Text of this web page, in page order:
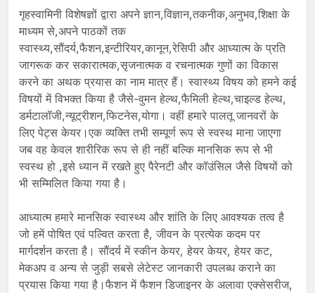
गृहस्वामिनी विशेषज्ञों द्वारा अपने ज्ञान,विज्ञान,तकनीक,अनुभव,शिक्षा के
माध्यम से,अपने पाठकों तक
स्वास्थ्य,सौंदर्य,फैशन,इन्टीरियर,कानून,रेसिपी और आध्यात्म के प्रति
जागरूक कर सकारात्मक,सृजनात्मक व रचनात्मक गुणों का विकास
करने का अथक प्रयास का नाम मात्र हैं। स्वास्थ्य विषय को हमने कई
विषयों में विभक्त किया है जैसे-वुमन हेल्थ,फैमिली हेल्थ,चाइल्ड हेल्थ,
डर्मटालॉजी,न्यूट्रीशन,फिटनेस,योगा। वहीं हमारे पालतू जानवरों के
लिए पेट्स केयर।एक व्यक्ति तभी सम्पूर्ण रूप से स्वस्थ माना जाएगा
जब वह केवल शारीरिक रूप से ही नहीं बल्कि मानसिक रूप से भी
स्वस्थ हो ,इसे ध्यान में रखते हुए पैरेनटी और कॉउंसिल जैसे विषयों को
भी सम्मिलित किया गया है।
आध्यात्म हमारे मानसिक स्वास्थ्य और शांति के लिए आवश्यक तत्व है
जो हमें पोषित एवं पल्वित करता है, जीवन के प्रत्येक कदम पर
मार्गदर्शन करता है। सौंदर्य में स्कीन केयर, हेयर केयर, हेयर कट,
मेकअप व अन्य से जुड़ी सबसे लेटेस्ट जानकारी उपलब्ध कराने का
प्रयास किया गया है।फैशन में फैशन डिजाइनर के अलावा एक्सेसरीज,